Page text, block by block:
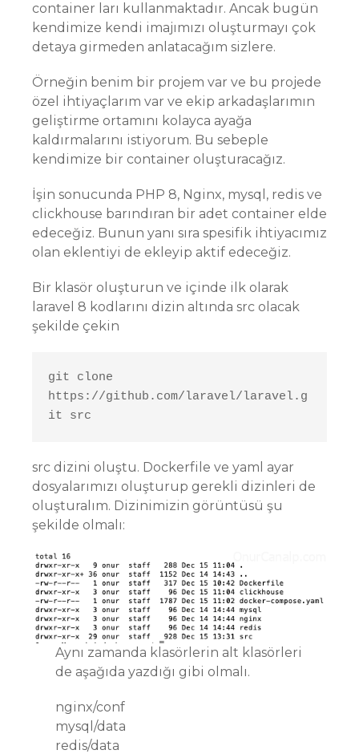
container ları kullanmaktadır. Ancak bugün
kendimize kendi imajımızı oluşturmayı çok
detaya girmeden anlatacağım sizlere.
Örneğin benim bir projem var ve bu projede
özel ihtiyaçlarım var ve ekip arkadaşlarımın
geliştirme ortamını kolayca ayağa
kaldırmalarını istiyorum. Bu sebeple
kendimize bir container oluşturacağız.
İşin sonucunda PHP 8, Nginx, mysql, redis ve
clickhouse barındıran bir adet container elde
edeceğiz. Bunun yanı sıra spesifik ihtiyacımız
olan eklentiyi de ekleyip aktif edeceğiz.
Bir klasör oluşturun ve içinde ilk olarak
laravel 8 kodlarını dizin altında src olacak
şekilde çekin
git clone
https://github.com/laravel/laravel.g
src dizini oluştu. Dockerfile ve yaml ayar
dosyalarımızı oluşturup gerekli dizinleri de
oluşturalım. Dizinimizin görüntüsü şu
şekilde olmalı:
Aynı zamanda klasörlerin alt klasörleri
de aşağıda yazdığı gibi olmalı.
nginx/conf
mysql/data
redis/data